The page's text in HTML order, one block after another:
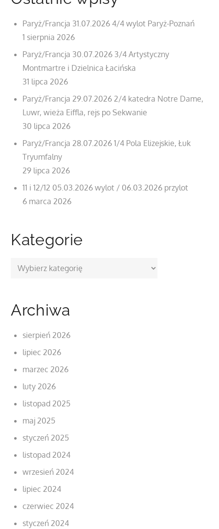
Paryż/Francja 31.07.2026 4/4 wylot Paryż-Poznań
1 sierpnia 2026
Paryż/Francja 30.07.2026 3/4 Artystyczny
Montmartre i Dzielnica Łacińska
31 lipca 2026
Paryż/Francja 29.07.2026 2/4 katedra Notre Dame,
Luwr, wieża Eiffla, rejs po Sekwanie
30 lipca 2026
Paryż/Francja 28.07.2026 1/4 Pola Elizejskie, Łuk
Tryumfalny
29 lipca 2026
11 i 12/12 05.03.2026 wylot / 06.03.2026 przylot
6 marca 2026
Kategorie
Kategorie
Archiwa
sierpień 2026
lipiec 2026
marzec 2026
luty 2026
listopad 2025
maj 2025
styczeń 2025
listopad 2024
wrzesień 2024
lipiec 2024
czerwiec 2024
styczeń 2024